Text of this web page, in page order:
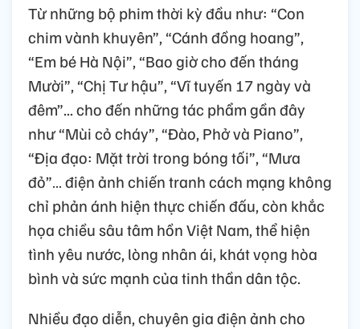
Từ những bộ phim thời kỳ đầu như: “Con
chim vành khuyên”, “Cánh đồng hoang”,
“Em bé Hà Nội”, “Bao giờ cho đến tháng
Mười”, “Chị Tư hậu”, “Vĩ tuyến 17 ngày và
đêm”... cho đến những tác phẩm gần đây
như “Mùi cỏ cháy”, “Đào, Phở và Piano”,
“Địa đạo: Mặt trời trong bóng tối”, “Mưa
đỏ”… điện ảnh chiến tranh cách mạng không
chỉ phản ánh hiện thực chiến đấu, còn khắc
họa chiều sâu tâm hồn Việt Nam, thể hiện
tình yêu nước, lòng nhân ái, khát vọng hòa
bình và sức mạnh của tinh thần dân tộc.
Nhiều đạo diễn, chuyên gia điện ảnh cho